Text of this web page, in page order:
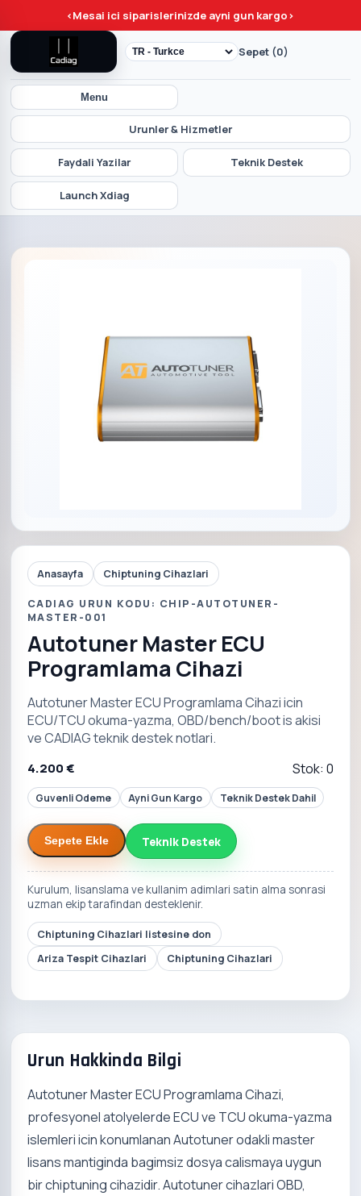
<Mesai ici siparislerinizde ayni gun kargo>
Menu
Urunler & Hizmetler
Faydali Yazilar Teknik Destek
Launch Xdiag
Sepet (0)
Anasayfa Chiptuning Cihazlari
CADIAG URUN KODU: CHIP-AUTOTUNER-
MASTER-001
Autotuner Master ECU
Programlama Cihazi
Autotuner Master ECU Programlama Cihazi icin
ECU/TCU okuma-yazma, OBD/bench/boot is akisi
ve CADIAG teknik destek notlari.
4.200 € Stok: 0
Guvenli Odeme Ayni Gun Kargo Teknik Destek Dahil
Sepete Ekle Teknik Destek
Kurulum, lisanslama ve kullanim adimlari satin alma sonrasi
uzman ekip tarafindan desteklenir.
Chiptuning Cihazlari listesine don
Ariza Tespit Cihazlari
Chiptuning Cihazlari
Urun Hakkinda Bilgi
Autotuner Master ECU Programlama Cihazi,
profesyonel atolyelerde ECU ve TCU okuma-yazma
islemleri icin konumlanan Autotuner odakli master
lisans mantiginda bagimsiz dosya calismaya uygun
bir chiptuning cihazidir. Autotuner cihazlari OBD,